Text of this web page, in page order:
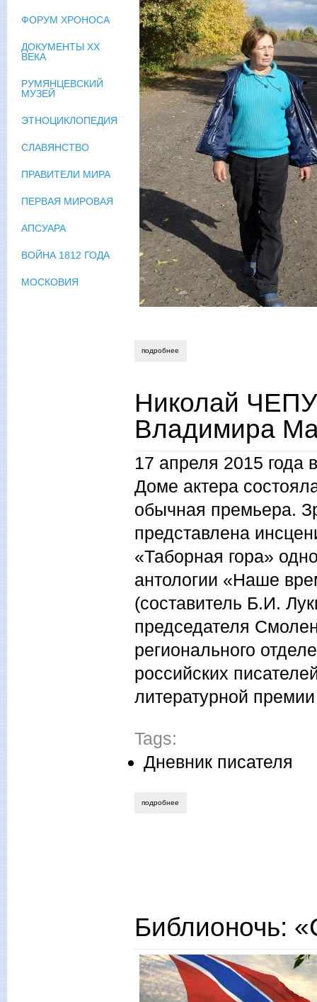
подробнее
Николай
Владимира
17 апреля 2015 года
Доме актера
обычная премьера.
представлена
«Таборная гора»
антологии «Наше
(составитель Б.И.
председателя
регионального
российских
литературной
Tags:
Дневник писателя
подробнее
Библионочь:
ФОРУМ ХРОНОСА
ДОКУМЕНТЫ XX
ВЕКА
РУМЯНЦЕВСКИЙ
МУЗЕЙ
ЭТНОЦИКЛОПЕДИЯ
СЛАВЯНСТВО
ПРАВИТЕЛИ МИРА
ПЕРВАЯ МИРОВАЯ
АПСУАРА
ВОЙНА 1812 ГОДА
МОСКОВИЯ